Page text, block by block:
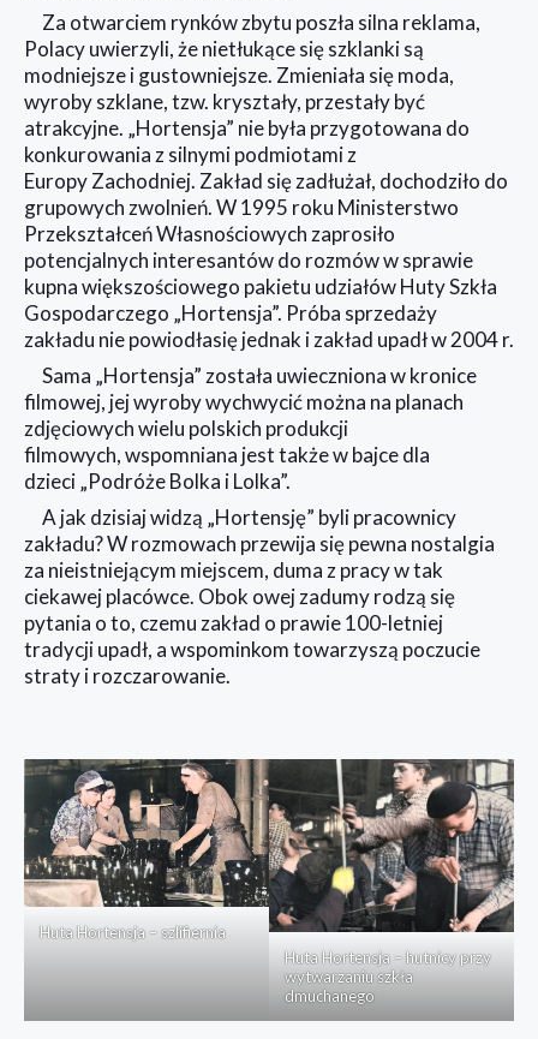
Za otwarciem rynków zbytu poszła silna reklama,
Polacy uwierzyli, że nietłukące się szklanki są
modniejsze i gustowniejsze. Zmieniała się moda,
wyroby szklane, tzw. kryształy, przestały być
atrakcyjne. „Hortensja” nie była przygotowana do
konkurowania z silnymi podmiotami z
Europy Zachodniej. Zakład się zadłużał, dochodziło do
grupowych zwolnień. W 1995 roku Ministerstwo
Przekształceń Własnościowych zaprosiło
potencjalnych interesantów do rozmów w sprawie
kupna większościowego pakietu udziałów Huty Szkła
Gospodarczego „Hortensja”. Próba sprzedaży
zakładu nie powiodłasię jednak i zakład upadł w 2004 r.
Sama „Hortensja” została uwieczniona w kronice
filmowej, jej wyroby wychwycić można na planach
zdjęciowych wielu polskich produkcji
filmowych, wspomniana jest także w bajce dla
dzieci „Podróże Bolka i Lolka”.
A jak dzisiaj widzą „Hortensję” byli pracownicy
zakładu? W rozmowach przewija się pewna nostalgia
za nieistniejącym miejscem, duma z pracy w tak
ciekawej placówce. Obok owej zadumy rodzą się
pytania o to, czemu zakład o prawie 100-letniej
tradycji upadł, a wspominkom towarzyszą poczucie
straty i rozczarowanie.
Huta Hortensja – szlifiernia
Huta Hortensja – hutnicy przy
wytwarzaniu szkła
dmuchanego